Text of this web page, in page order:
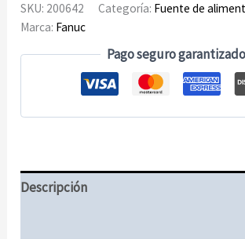
SKU: 200642 Categoría: Fuente de
Marca: Fanuc
Pago seguro garantizado
Descripción